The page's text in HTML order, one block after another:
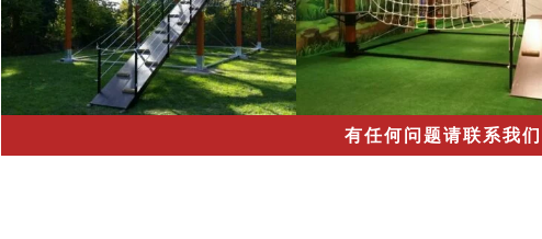
有任何问题请联系我们